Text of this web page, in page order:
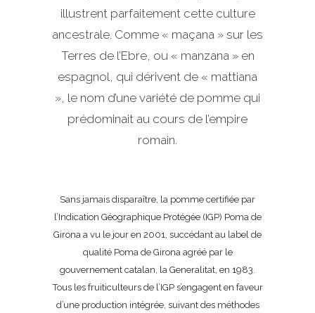
illustrent parfaitement cette culture
ancestrale. Comme « maçana » sur les
Terres de l’Ebre, ou « manzana » en
espagnol, qui dérivent de « mattiana
», le nom d’une variété de pomme qui
prédominait au cours de l’empire
romain.
Sans jamais disparaître, la pomme certifiée par
l’Indication Géographique Protégée (IGP) Poma de
Girona a vu le jour en 2001, succédant au label de
qualité Poma de Girona agréé par le
gouvernement catalan, la Generalitat, en 1983.
Tous les fruiticulteurs de l’IGP s’engagent en faveur
d’une production intégrée, suivant des méthodes